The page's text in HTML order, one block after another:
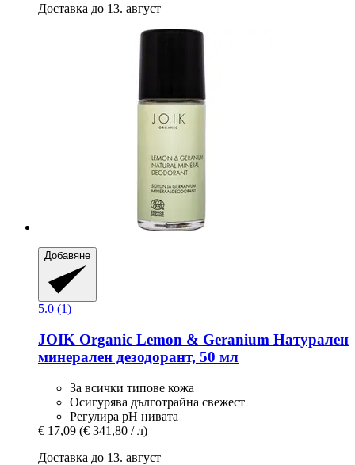
Доставка до 13. август
Добавяне
5.0 (1)
JOIK Organic Lemon & Geranium Натурален
минерален дезодорант, 50 мл
За всички типове кожа
Осигурява дълготрайна свежест
Регулира pH нивата
€ 17,09 (€ 341,80 / л)
Доставка до 13. август